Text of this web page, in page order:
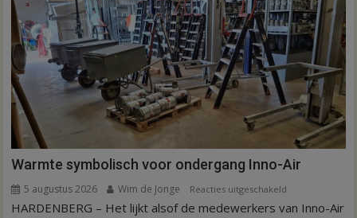
Hardenberg
en
Sibculo
Warmte symbolisch voor ondergang Inno-Air
5 augustus 2026 Wim de Jonge Reacties uitgeschakeld
Warmte
HARDENBERG – Het lijkt alsof de medewerkers van Inno-Air